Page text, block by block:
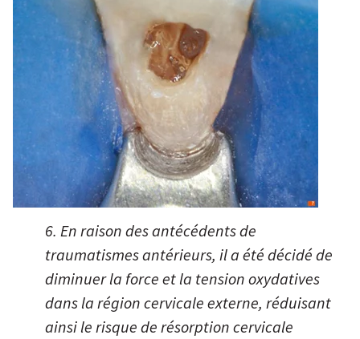
6. En raison des antécédents de
traumatismes antérieurs, il a été décidé de
diminuer la force et la tension oxydatives
dans la région cervicale externe, réduisant
ainsi le risque de résorption cervicale